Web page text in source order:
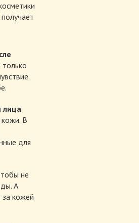
лица
В
для
не
А
кожей